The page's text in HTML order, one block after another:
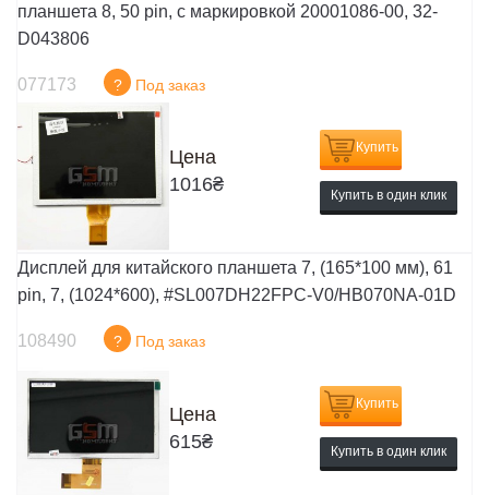
планшета 8, 50 pin, с маркировкой 20001086-00, 32-
D043806
077173 ? Под заказ
Цена
1016₴
Купить
Купить в один клик
Дисплей для китайского планшета 7, (165*100 мм), 61
pin, 7, (1024*600), #SL007DH22FPC-V0/HB070NA-01D
108490 ? Под заказ
Цена
615₴
Купить
Купить в один клик